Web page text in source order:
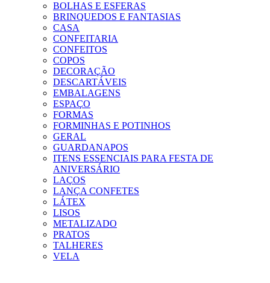
BOLHAS E ESFERAS
BRINQUEDOS E FANTASIAS
CASA
CONFEITARIA
CONFEITOS
COPOS
DECORAÇÃO
DESCARTÁVEIS
EMBALAGENS
ESPAÇO
FORMAS
FORMINHAS E POTINHOS
GERAL
GUARDANAPOS
ITENS ESSENCIAIS PARA FESTA DE
ANIVERSÁRIO
LAÇOS
LANÇA CONFETES
LÁTEX
LISOS
METALIZADO
PRATOS
TALHERES
VELA